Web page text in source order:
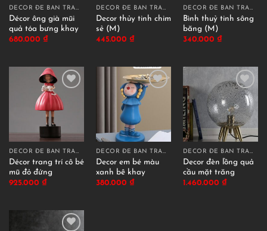
DECOR ĐỂ BÀN TRANG TRÍ
Décor ông già mũi
quả tóa bưng khay
680.000 ₫
DECOR ĐỂ BÀN TRANG TRÍ
Decor thủy tinh chim
sẻ (M)
445.000 ₫
DECOR ĐỂ BÀN TRANG TRÍ
Bình thuỷ tinh sông
băng (M)
340.000 ₫
DECOR ĐỂ BÀN TRANG TRÍ
Décor trang trí cô bé
mũ đỏ đứng
925.000 ₫
DECOR ĐỂ BÀN TRANG TRÍ
Decor em bé màu
xanh bê khay
380.000 ₫
DECOR ĐỂ BÀN TRANG TRÍ
Decor đèn lồng quả
cầu mặt trăng
1.460.000 ₫